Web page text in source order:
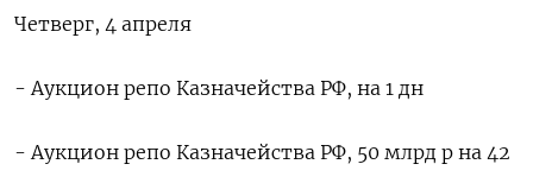
Четверг, 4 апреля
- Аукцион репо Казначейства РФ, на 1 дн
- Аукцион репо Казначейства РФ, 50 млрд р на 42